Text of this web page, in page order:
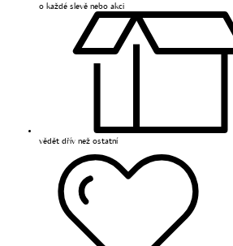
o každé slevě nebo akci
vědět dřív než ostatní